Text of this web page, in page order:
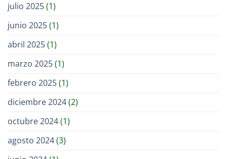
julio 2025(1)
junio 2025(1)
abril 2025(1)
marzo 2025(1)
febrero 2025(1)
diciembre 2024(2)
octubre 2024(1)
agosto 2024(3)